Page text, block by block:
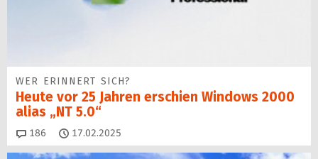
WER ERINNERT SICH?
Heute vor 25 Jahren erschien Windows 2000
alias „NT 5.0“
186 Kommentare
17.02.2025